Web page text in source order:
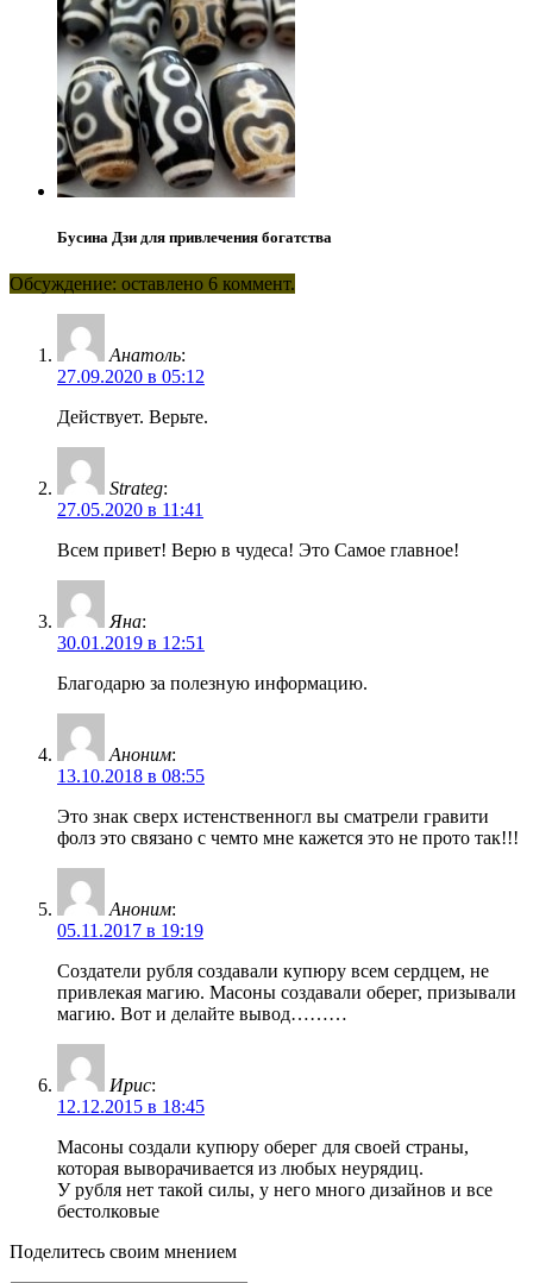
Бусина Дзи для привлечения богатства
Обсуждение: оставлено 6 коммент.
Анатоль:
27.09.2020 в 05:12
Действует. Верьте.
Strateg:
27.05.2020 в 11:41
Всем привет! Верю в чудеса! Это Самое главное!
Яна:
30.01.2019 в 12:51
Благодарю за полезную информацию.
Аноним:
13.10.2018 в 08:55
Это знак сверх истенственногл вы сматрели гравити
фолз это связано с чемто мне кажется это не прото так!!!
Аноним:
05.11.2017 в 19:19
Создатели рубля создавали купюру всем сердцем, не
привлекая магию. Масоны создавали оберег, призывали
магию. Вот и делайте вывод………
Ирис:
12.12.2015 в 18:45
Масоны создали купюру оберег для своей страны,
которая выворачивается из любых неурядиц.
У рубля нет такой силы, у него много дизайнов и все
бестолковые
Поделитесь своим мнением